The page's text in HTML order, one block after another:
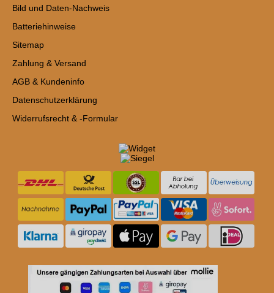
Bild und Daten-Nachweis
Batteriehinweise
Sitemap
Zahlung & Versand
AGB & Kundeninfo
Datenschutzerklärung
Widerrufsrecht & -Formular